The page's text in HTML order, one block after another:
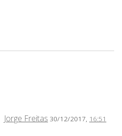
Jorge Freitas 30/12/2017, 16:51